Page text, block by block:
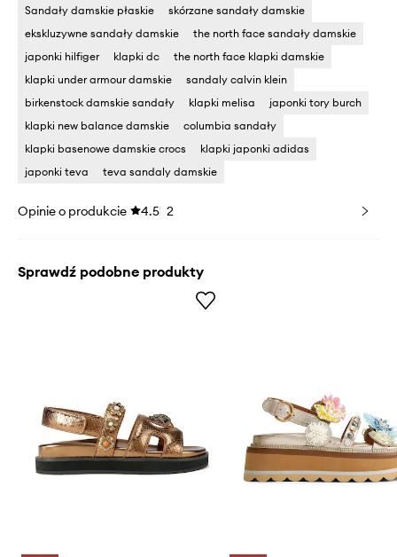
Sandały damskie płaskie
skórzane sandały damskie
ekskluzywne sandały damskie
the north face sandały damskie
japonki hilfiger
klapki dc
the north face klapki damskie
klapki under armour damskie
sandaly calvin klein
birkenstock damskie sandały
klapki melisa
japonki tory burch
klapki new balance damskie
columbia sandały
klapki basenowe damskie crocs
klapki japonki adidas
japonki teva
teva sandaly damskie
Opinie o produkcie 4.5 2
Sprawdź podobne produkty